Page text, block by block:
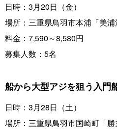
日時：3月20日（金）
場所：三重県鳥羽市本浦「美浦
料金：7,590～8,580円
募集人数：5名
船から大型アジを狙う入門
日時：3月28日（土）
場所：三重県鳥羽市国崎町「勝